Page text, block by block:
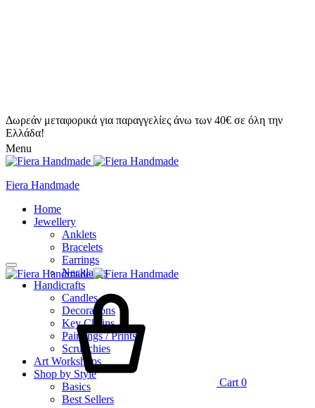
Δωρεάν μεταφορικά για παραγγελίες άνω των 40€ σε όλη την
Ελλάδα!
Menu
Fiera Handmade
Home
Jewellery
Anklets
Bracelets
Earrings
Necklaces
Handicrafts
Candles
Decorations
Key Chains
Paintings / Prints
Scrunchies
Art Workshops
Shop by Style
Basics
Best Sellers
Cart 0